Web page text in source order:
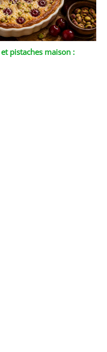
pistaches maison :